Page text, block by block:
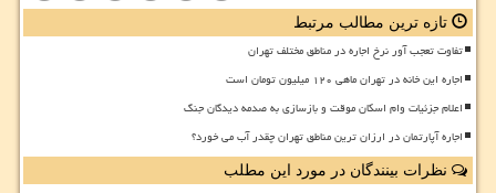
تازه ترین مطالب مرتبط
تفاوت تعجب آور نرخ اجاره در مناطق مختلف تهران
اجاره این خانه در تهران ماهی ۱۲۰ میلیون تومان است
اعلام جزئیات وام اسکان موقت و بازسازی به صدمه دیدگان جنگ
اجاره آپارتمان در ارزان ترین مناطق تهران چقدر آب می خورد؟
نظرات بینندگان در مورد این مطلب